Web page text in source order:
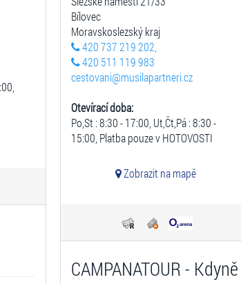
Bílovec
Moravskoslezský kraj
420 737 219 202,
420 511 119 983
cestovani@musilapartneri.cz
Otevírací doba:
Po,St : 8:30 - 17:00, Ut,Čt,Pá : 8:30 -
15:00, Platba pouze v HOTOVOSTI
Zobrazit na mapě
CAMPANATOUR - Kdyně